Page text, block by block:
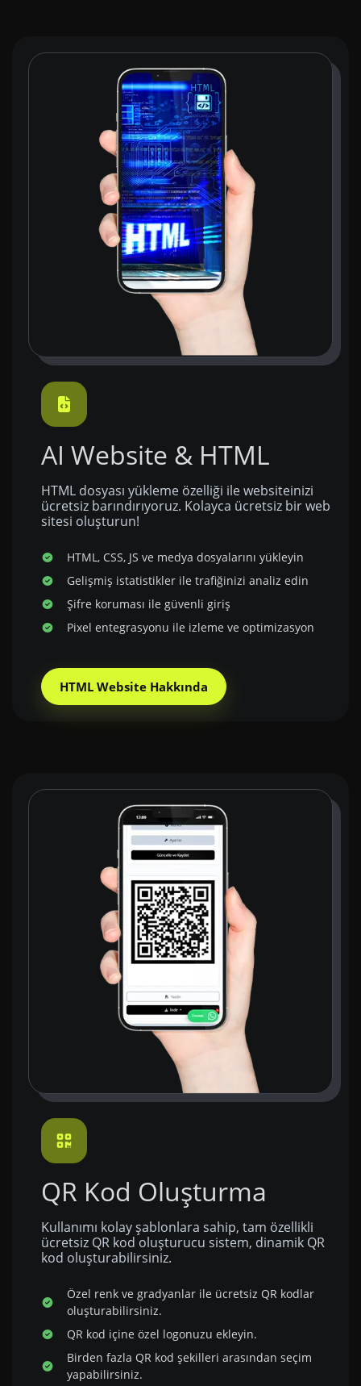
AI Website & HTML
HTML dosyası yükleme özelliği ile websiteinizi
ücretsiz barındırıyoruz. Kolayca ücretsiz bir web
sitesi oluşturun!
HTML, CSS, JS ve medya dosyalarını yükleyin
Gelişmiş istatistikler ile trafiğinizi analiz edin
Şifre koruması ile güvenli giriş
Pixel entegrasyonu ile izleme ve optimizasyon
HTML Website Hakkında
QR Kod Oluşturma
Kullanımı kolay şablonlara sahip, tam özellikli
ücretsiz QR kod oluşturucu sistem, dinamik QR
kod oluşturabilirsiniz.
Özel renk ve gradyanlar ile ücretsiz QR kodlar
oluşturabilirsiniz.
QR kod içine özel logonuzu ekleyin.
Birden fazla QR kod şekilleri arasından seçim
yapabilirsiniz.